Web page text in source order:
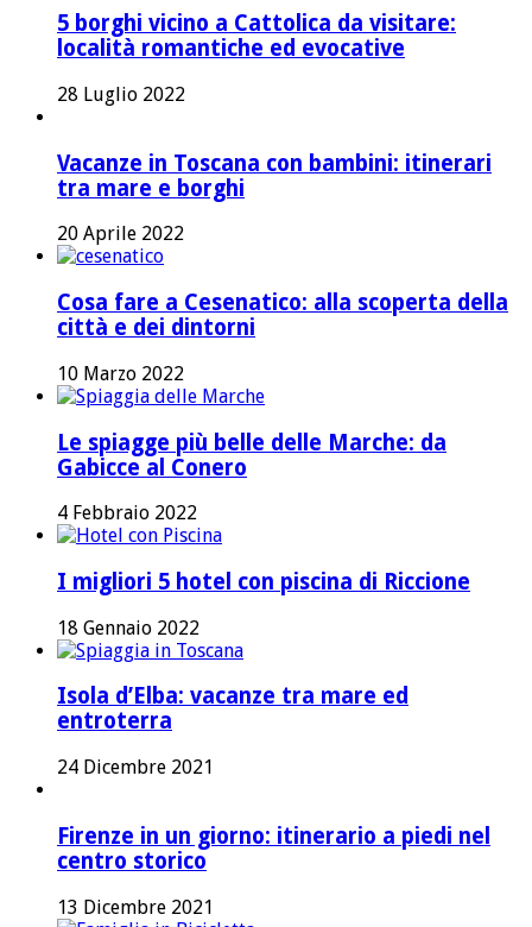
5 borghi vicino a Cattolica da visitare:
località romantiche ed evocative
28 Luglio 2022
Vacanze in Toscana con bambini: itinerari
tra mare e borghi
20 Aprile 2022
Cosa fare a Cesenatico: alla scoperta della
città e dei dintorni
10 Marzo 2022
Le spiagge più belle delle Marche: da
Gabicce al Conero
4 Febbraio 2022
I migliori 5 hotel con piscina di Riccione
18 Gennaio 2022
Isola d’Elba: vacanze tra mare ed
entroterra
24 Dicembre 2021
Firenze in un giorno: itinerario a piedi nel
centro storico
13 Dicembre 2021